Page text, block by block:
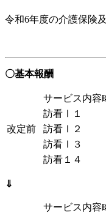
令和6年度の介護保険
〇基本報酬
改定前
サービス内容
訪看Ⅰ１
訪看Ⅰ２
訪看Ⅰ３
訪看１４
⇓
サービス内容